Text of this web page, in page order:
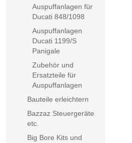
Auspuffanlagen für
Ducati 848/1098
Auspuffanlagen
Ducati 1199/S
Panigale
Zubehör und
Ersatzteile für
Auspuffanlagen
Bauteile erleichtern
Bazzaz Steuergeräte
etc.
Big Bore Kits und